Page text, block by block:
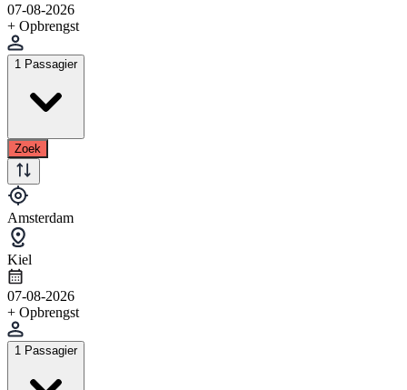
07-08-2026
+ Opbrengst
1 Passagier
Zoek
Amsterdam
Kiel
07-08-2026
+ Opbrengst
1 Passagier